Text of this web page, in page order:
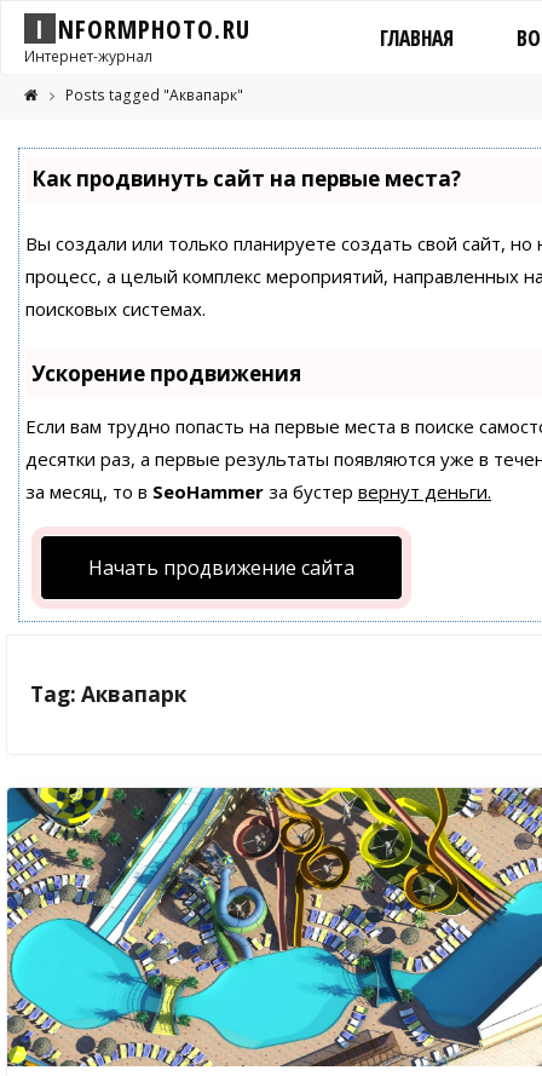
I NFORMPHOTO.RU
Интернет-журнал
ГЛАВНАЯ
Posts tagged "Аквапарк"
Как продвинуть сайт на первые места?
Вы создали или только планируете создать свой сайт,
процесс, а целый комплекс мероприятий, направленных
поисковых системах.
Ускорение продвижения
Если вам трудно попасть на первые места в поиске
десятки раз, а первые результаты появляются уже в
за месяц, то в SeoHammer за бустер вернут деньги.
Начать продвижение сайта
Tag: Аквапарк